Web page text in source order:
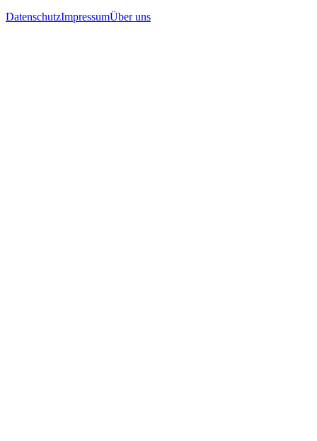
DatenschutzImpressumÜber uns